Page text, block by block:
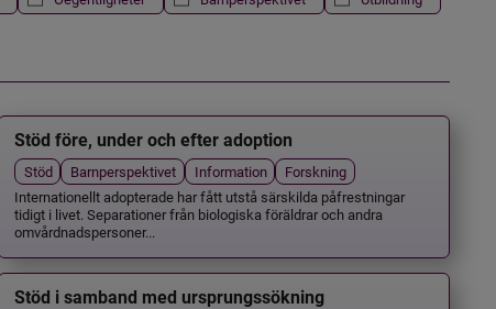
Stöd före, under och efter adoption
Stöd Barnperspektivet Information
Forskning
Internationellt adopterade har fått utstå särskilda påfrestningar
tidigt i livet. Separationer från biologiska föräldrar och andra
omvårdnadspersoner...
Stöd i samband med ursprungssökning